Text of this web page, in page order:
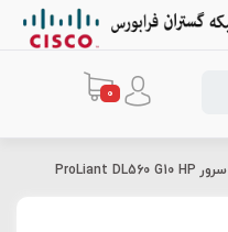
0
سرور ProLiant DL560 G10 HP